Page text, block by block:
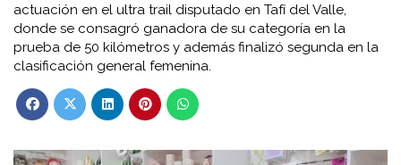
actuación en el ultra trail disputado en Tafí del Valle,
donde se consagró ganadora de su categoría en la
prueba de 50 kilómetros y además finalizó segunda en la
clasificación general femenina.